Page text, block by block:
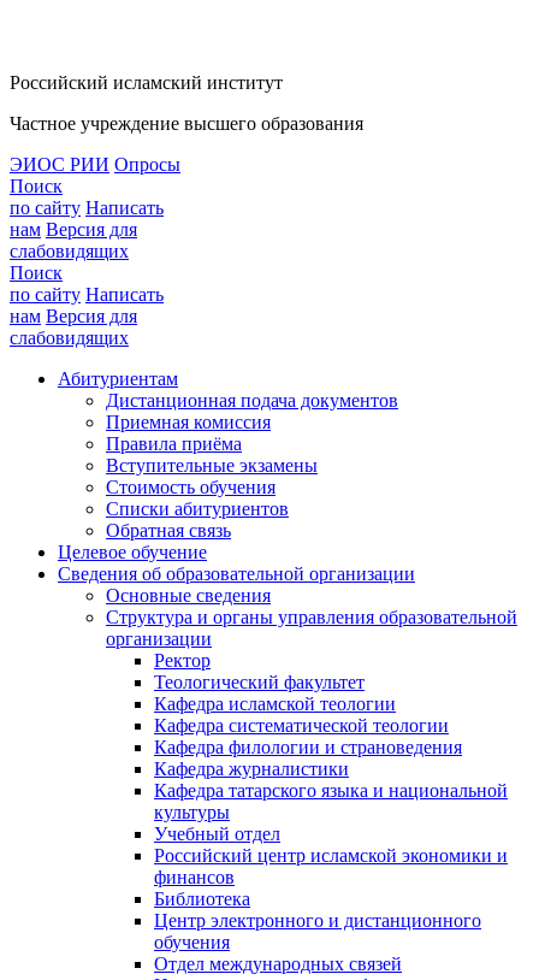
Российский исламский институт
Частное учреждение высшего образования
ЭИОС РИИ Опросы
Поиск
по сайту Написать
нам Версия для
слабовидящих
Поиск
по сайту Написать
нам Версия для
слабовидящих
Абитуриентам
Дистанционная подача документов
Приемная комиссия
Правила приёма
Вступительные экзамены
Стоимость обучения
Списки абитуриентов
Обратная связь
Целевое обучение
Сведения об образовательной организации
Основные сведения
Структура и органы управления образовательной
организации
Ректор
Теологический факультет
Кафедра исламской теологии
Кафедра систематической теологии
Кафедра филологии и страноведения
Кафедра журналистики
Кафедра татарского языка и национальной
культуры
Учебный отдел
Российский центр исламской экономики и
финансов
Библиотека
Центр электронного и дистанционного
обучения
Отдел международных связей